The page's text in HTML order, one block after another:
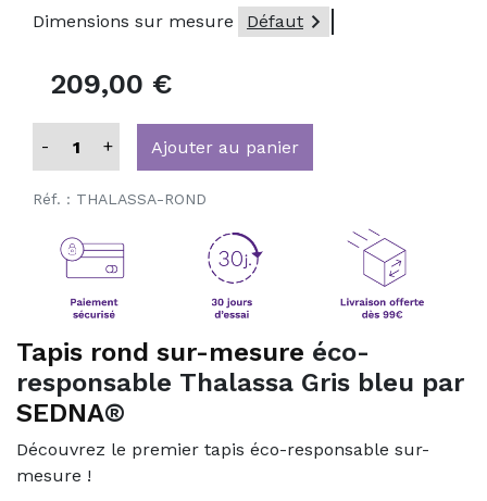
Dimensions sur mesure Défaut 
209,00 €
- + Ajouter au panier
Réf. : THALASSA-ROND
Tapis rond sur-mesure éco-
responsable Thalassa Gris bleu par
SEDNA®
Découvrez le premier tapis éco-responsable sur-
mesure !